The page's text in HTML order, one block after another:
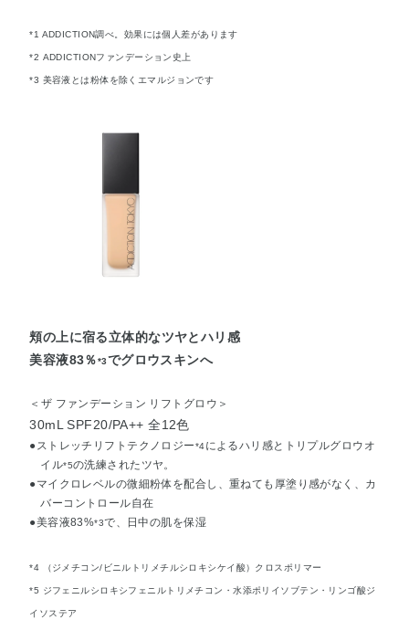
*1 ADDICTION調べ。効果には個人差があります
*2 ADDICTIONファンデーション史上
*3 美容液とは粉体を除くエマルジョンです
頬の上に宿る立体的なツヤとハリ感
美容液83％*3でグロウスキンへ
＜ザ ファンデーション リフトグロウ＞
30mL SPF20/PA++ 全12色
●ストレッチリフトテクノロジー*4によるハリ感とトリプルグロウオ
イル*5の洗練されたツヤ。
●マイクロレベルの微細粉体を配合し、重ねても厚塗り感がなく、カ
バーコントロール自在
●美容液83%*3で、日中の肌を保湿
*4 （ジメチコン/ビニルトリメチルシロキシケイ酸）クロスポリマー
*5 ジフェニルシロキシフェニルトリメチコン・水添ポリイソブテン・リンゴ酸ジ
イソステア